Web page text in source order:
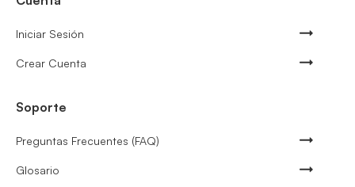
Iniciar Sesión
Crear Cuenta
Soporte
Preguntas Frecuentes (FAQ)
Glosario